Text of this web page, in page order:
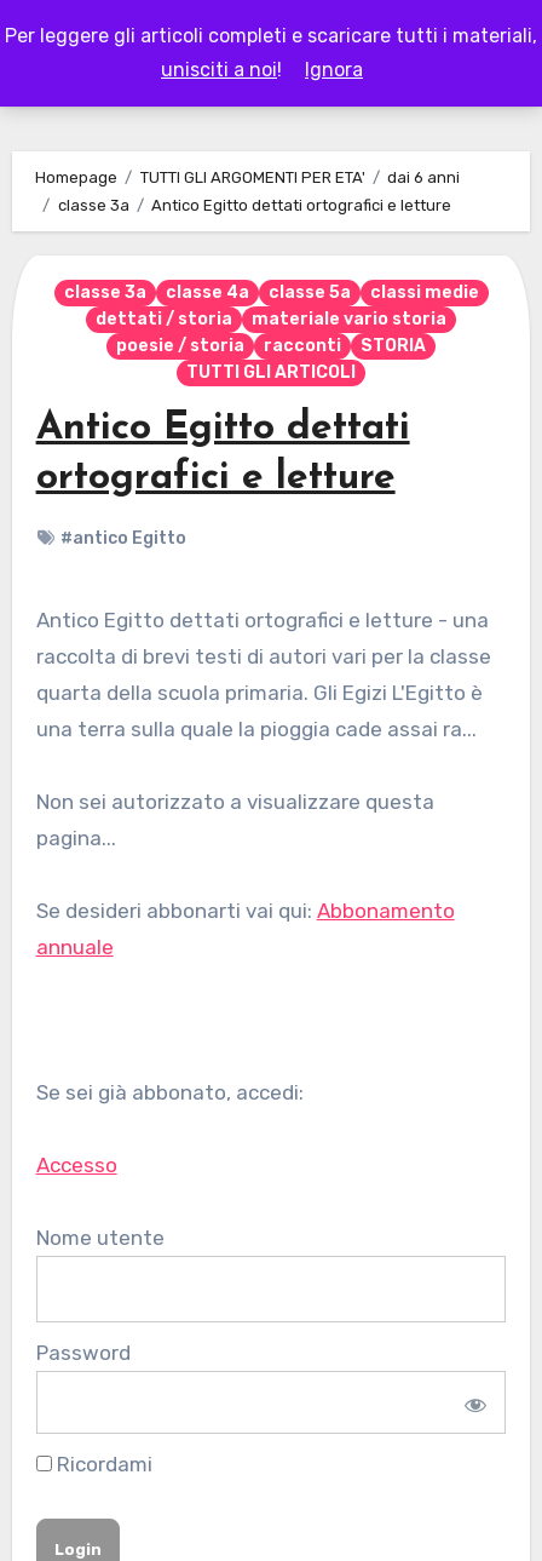
Per leggere gli articoli completi e scaricare tutti i materiali,
unisciti a noi! Ignora
to
LAPAPPADOLCE
Homepage TUTTI GLI ARGOMENTI PER ETA'
dai 6 anni
classe 3a
Antico Egitto dettati ortografici e letture
classe 3a classe 4a classe 5a
classi medie
dettati / storia
materiale vario storia
poesie / storia
racconti
STORIA
TUTTI GLI ARTICOLI
Antico Egitto dettati
ortografici e letture
#antico Egitto
Antico Egitto dettati ortografici e letture - una
raccolta di brevi testi di autori vari per la classe
quarta della scuola primaria. Gli Egizi L'Egitto è
una terra sulla quale la pioggia cade assai ra...
Non sei autorizzato a visualizzare questa
pagina...
Se desideri abbonarti vai qui: Abbonamento
annuale
Se sei già abbonato, accedi:
Accesso
Nome utente
Password
Ricordami